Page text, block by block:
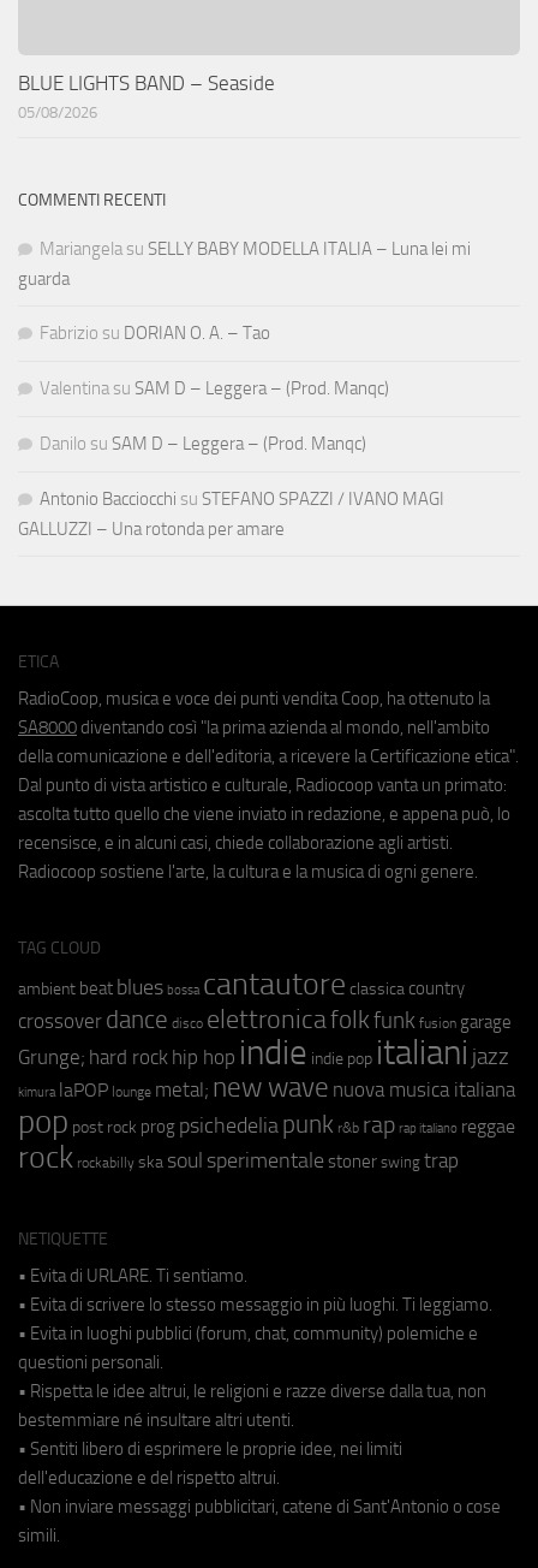
BLUE LIGHTS BAND – Seaside
05/08/2026
COMMENTI RECENTI
Mariangela su SELLY BABY MODELLA ITALIA – Luna lei mi
guarda
Fabrizio su DORIAN O. A. – Tao
Valentina su SAM D – Leggera – (Prod. Manqc)
Danilo su SAM D – Leggera – (Prod. Manqc)
Antonio Bacciocchi su STEFANO SPAZZI / IVANO MAGI
GALLUZZI – Una rotonda per amare
ETICA
RadioCoop, musica e voce dei punti vendita Coop, ha ottenuto la
SA8000 diventando così "la prima azienda al mondo, nell'ambito
della comunicazione e dell'editoria, a ricevere la Certificazione etica".
Dal punto di vista artistico e culturale, Radiocoop vanta un primato:
ascolta tutto quello che viene inviato in redazione, e appena può, lo
recensisce, e in alcuni casi, chiede collaborazione agli artisti.
Radiocoop sostiene l'arte, la cultura e la musica di ogni genere.
TAG CLOUD
ambient beat blues bossa cantautore classica country
crossover dance disco elettronicafolkfunk fusion garage
Grunge; hard rock hip hop indie indie pop italiani jazz
kimura laPOP lounge metal; new wave nuova musica italiana
pop post rock prog psichedeliapunk r&b rap rap italiano reggae
rock rockabilly ska soul sperimentale stoner swing trap
NETIQUETTE
• Evita di URLARE. Ti sentiamo.
• Evita di scrivere lo stesso messaggio in più luoghi. Ti leggiamo.
• Evita in luoghi pubblici (forum, chat, community) polemiche e
questioni personali.
• Rispetta le idee altrui, le religioni e razze diverse dalla tua, non
bestemmiare né insultare altri utenti.
• Sentiti libero di esprimere le proprie idee, nei limiti
dell'educazione e del rispetto altrui.
• Non inviare messaggi pubblicitari, catene di Sant'Antonio o cose
simili.